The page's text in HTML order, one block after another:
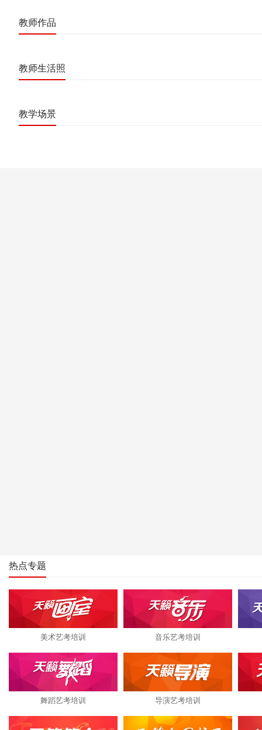
教师作品
教师生活照
教学场景
热点专题
美术艺考培训 音乐艺考培训
舞蹈艺考培训 导演艺考培训